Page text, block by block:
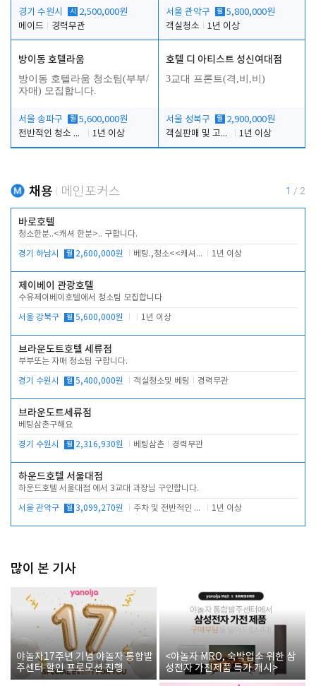
경기 수원시 시
2,500,000원
메이드
경력무관
서울 관악구 월 5,800,000원
객실청소
1년 이상
방이동 호텔라움
방이동 호텔라움 청소팀(부부/
자매) 모집합니다.
서울 송파구 월 5,600,000원
전반적인 청소 업무(객실청소.객실정리)
1년 이상
호텔 디 아티스트 성신여대점
3교대 프론트(격,비,비)
서울 성북구 월 2,900,000원
객실판매 및 고객응대
1년 이상
채용 메인포커스 1 / 2
바로호텔
청소한분..<캐셔 한분>.. 구합니다.
경기 하남시 월 2,600,000원 베팅.,청소<<캐셔 모셔봅니다. 1년 이상
제이베이 관광호텔
수유제이베이호텔에서 청소팀 모집합니다
서울 강북구 월 5,600,000원 1년 이상
브라운도트호텔 세류점
부부또는 자매 청소팀 구합니다.
경기 수원시 월 5,400,000원 객실청소및 베팅 경력무관
브라운도트세류점
베팅삼촌구해요
경기 수원시 월 2,316,930원 베팅삼촌 경력무관
하운드호텔 서울대점
하운드호텔 서울대점 에서 3교대 과장님 구인합니다.
서울 관악구 월 3,099,270원 주차 및 전반적인 당번업무 1년 이상
많이 본 기사
야놀자17주년 기념 야놀자 통합발
주센터 할인 프로모션 진행
<야놀자 MRO, 숙박업소 위한 삼
성전자 가전제품 특가 개시>